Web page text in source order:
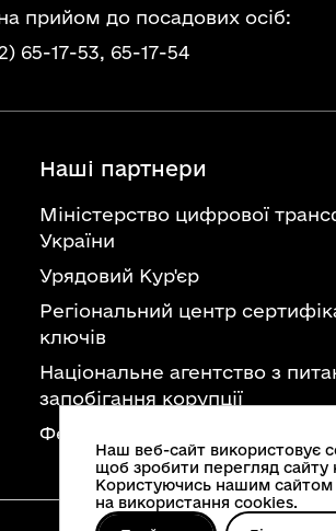
прийом до посадових осіб:
65-17-53, 65-17-54
Наші партнери
Міністерство цифрової
України
Урядовий Кур'єр
Регіональний центр
ключів
Національне агентство з
запобігання корупції
Федерація професійних
Наш веб-сайт використовує
щоб зробити перегляд сайту
Користуючись нашим сайтом
на використання cookies.